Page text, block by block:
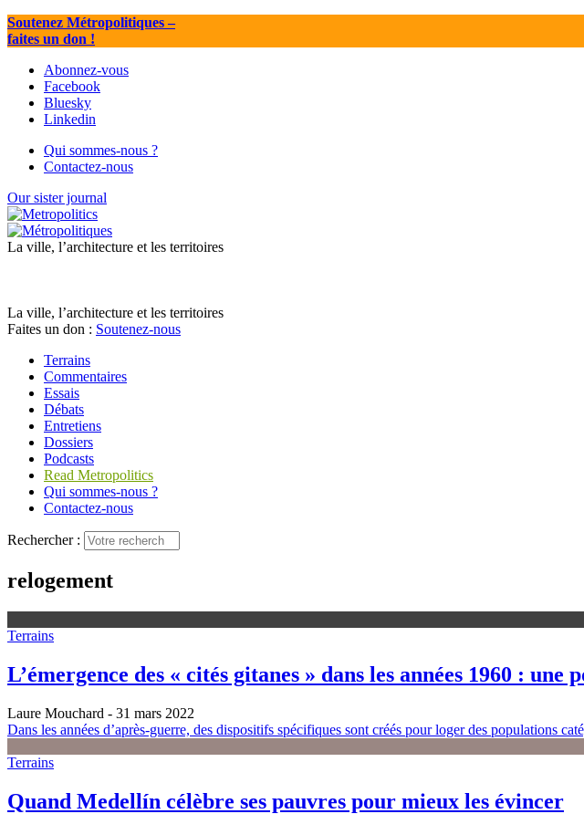
Soutenez Métropolitiques–
faites un don !
Abonnez-vous
Facebook
Bluesky
Linkedin
Qui sommes-nous ?
Contactez-nous
Our sister journal
La ville, l’architecture et les territoires
La ville, l’architecture et les territoires
Faites un don : Soutenez-nous
Terrains
Commentaires
Essais
Débats
Entretiens
Dossiers
Podcasts
Read Metropolitics
Qui sommes-nous ?
Contactez-nous
Rechercher :
relogement
Terrains
L’émergence des « cités gitanes » dans les années 1960 :
Laure Mouchard - 31 mars 2022
Dans les années d’après-guerre, des dispositifs spécifiques sont créés pour loger des populations
Terrains
Quand Medellín célèbre ses pauvres pour mieux les évincer